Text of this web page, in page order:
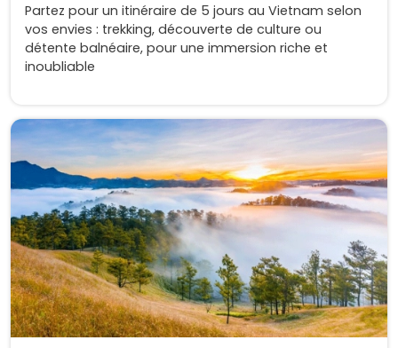
Partez pour un itinéraire de 5 jours au Vietnam selon
vos envies : trekking, découverte de culture ou
détente balnéaire, pour une immersion riche et
inoubliable